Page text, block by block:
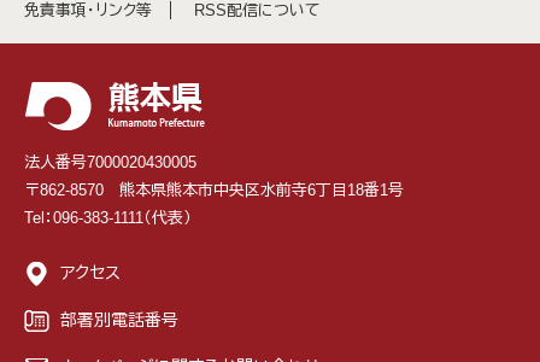
免責事項・リンク等 RSS配信について
法人番号7000020430005
〒862-8570 熊本県熊本市中央区水前寺6丁目18番1号
Tel：096-383-1111（代表）
アクセス
部署別電話番号